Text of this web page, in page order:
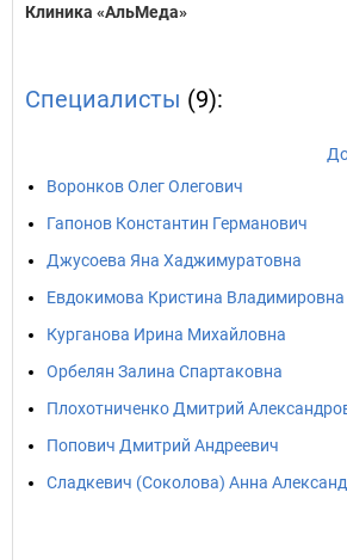
Клиника «АльМеда»
Специалисты (9):
Воронков Олег Олегович
Гапонов Константин Германович
Джусоева Яна Хаджимуратовна
Евдокимова Кристина Владимировна
Курганова Ирина Михайловна
Орбелян Залина Спартаковна
Плохотниченко Дмитрий
Попович Дмитрий Андреевич
Сладкевич (Соколова) Анна